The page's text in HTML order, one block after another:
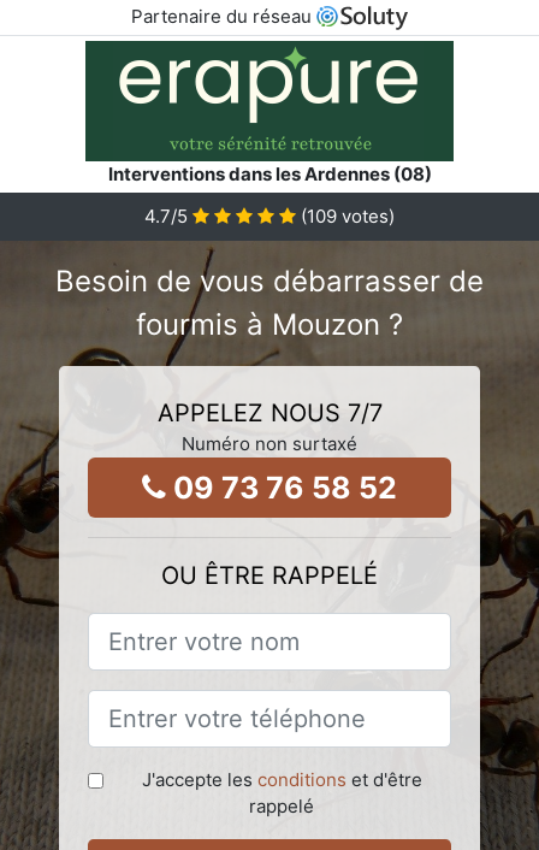
Partenaire du réseau
Interventions dans les Ardennes (08)
4.7/5 (109 votes)
Besoin de vous débarrasser de
fourmis à Mouzon ?
APPELEZ NOUS 7/7
Numéro non surtaxé
09 73 76 58 52
OU ÊTRE RAPPELÉ
J'accepte les conditions et d'être
rappelé